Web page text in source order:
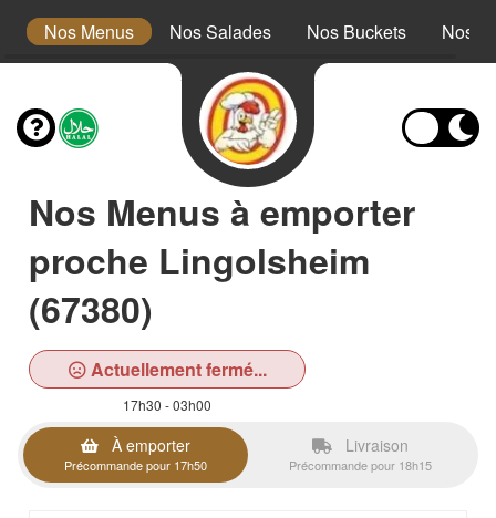
Nos Menus Nos Salades Nos Buckets Nos
Nos Menus à emporter
proche Lingolsheim
(67380)
Actuellement fermé...
17h30 - 03h00
À emporter
Précommande pour 17h50
Livraison
Précommande pour 18h15